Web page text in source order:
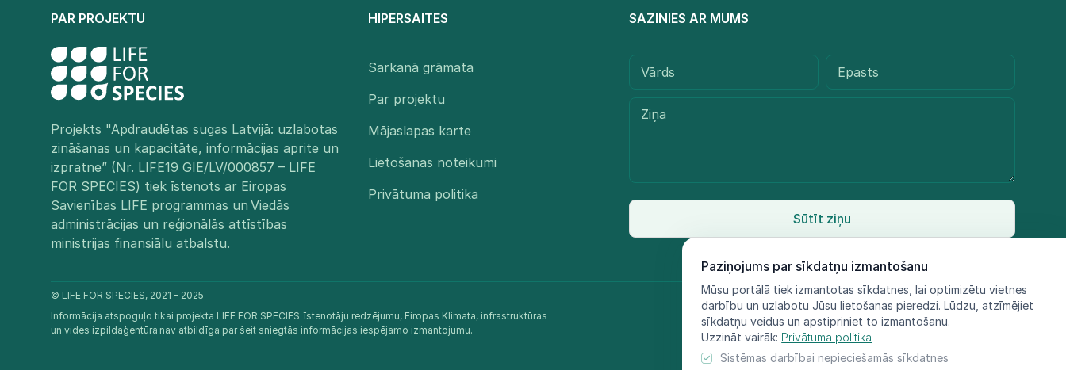
Paziņojums par sīkdatņu izmantošanu
Mūsu portālā tiek izmantotas sīkdatnes, lai optimizētu vietnes
darbību un uzlabotu Jūsu lietošanas pieredzi. Lūdzu, atzīmējiet
sīkdatņu veidus un apstipriniet to izmantošanu.
Uzzināt vairāk: Privātuma politika
Sistēmas darbībai nepieciešamās sīkdatnes
PAR PROJEKTU
Projekts "Apdraudētas sugas Latvijā: uzlabotas
zināšanas un kapacitāte, informācijas aprite un
izpratne” (Nr. LIFE19 GIE/LV/000857 – LIFE
FOR SPECIES) tiek īstenots ar Eiropas
Savienības LIFE programmas un Viedās
administrācijas un reģionālās attīstības
ministrijas finansiālu atbalstu.​
HIPERSAITES
Sarkanā grāmata
Par projektu
Mājaslapas karte
Lietošanas noteikumi
Privātuma politika
SAZINIES AR MUMS
Sūtīt ziņu
© LIFE FOR SPECIES, 2021 - 2025
Informācija atspoguļo tikai projekta LIFE FOR SPECIES īstenotāju redzējumu, Eiropas Klimata, infrastruktūras
un vides izpildaģentūra nav atbildīga par šeit sniegtās informācijas iespējamo izmantojumu.​